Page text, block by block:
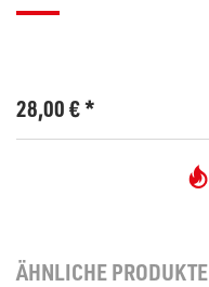
28,00€*
ÄHNLICHE PRODUKTE